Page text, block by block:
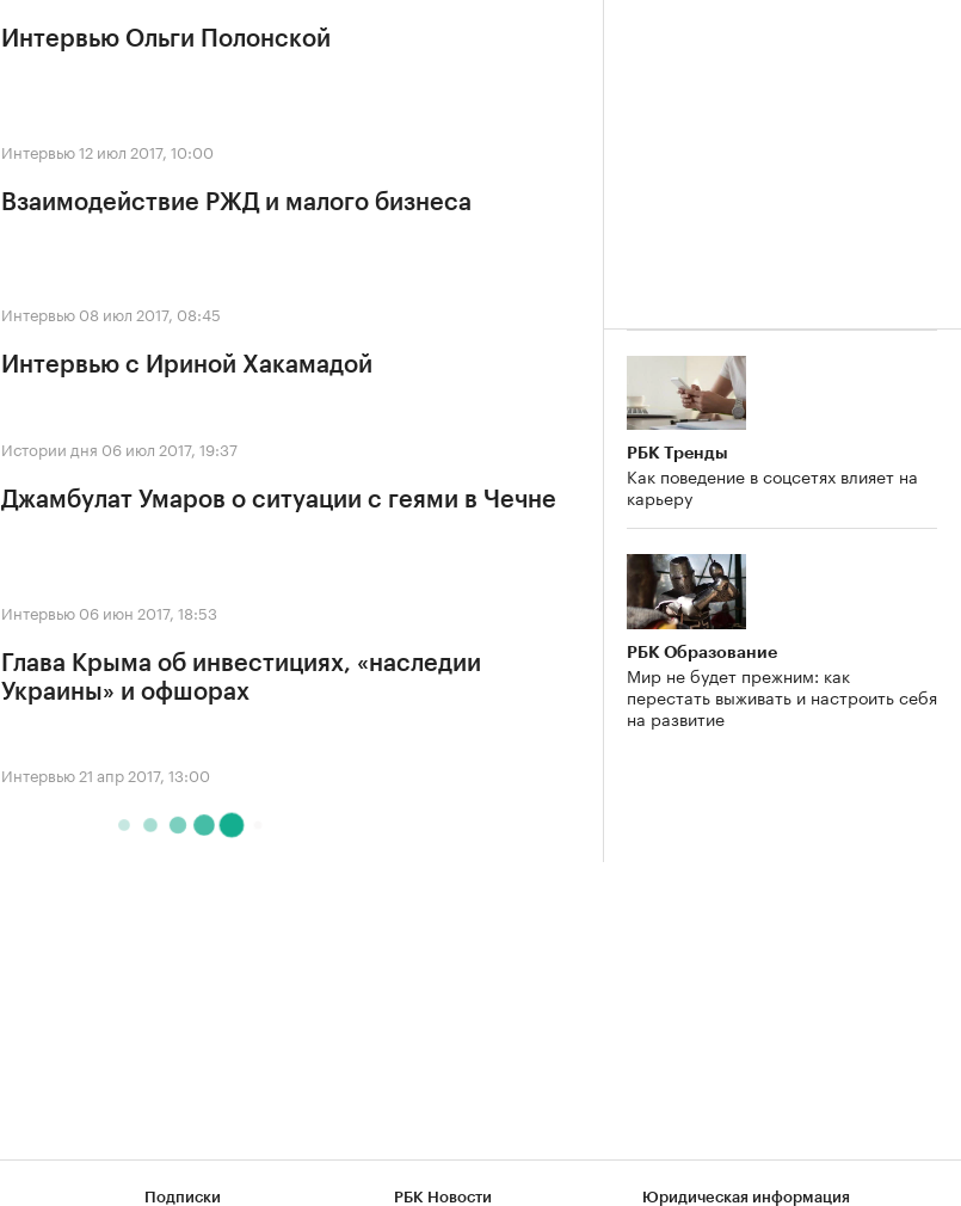
Интервью Ольги Полонской
Интервью12 июл 2017, 10:00
Взаимодействие РЖД и малого бизнеса
Интервью 08 июл 2017, 08:45
Интервью с Ириной Хакамадой
Истории дня 06 июл 2017, 19:37
Джамбулат Умаров о ситуации с геями в Чечне
Интервью 06 июн 2017, 18:53
Глава Крыма об инвестициях, «наследии
Украины» и офшорах
Интервью 21 апр 2017, 13:00
РБК Тренды
Как поведение в соцсетях влияет на
карьеру
РБК Образование
Мир не будет прежним: как
перестать выживать и настроить себя
на развитие
Подписки РБК Новости Юридическая информация